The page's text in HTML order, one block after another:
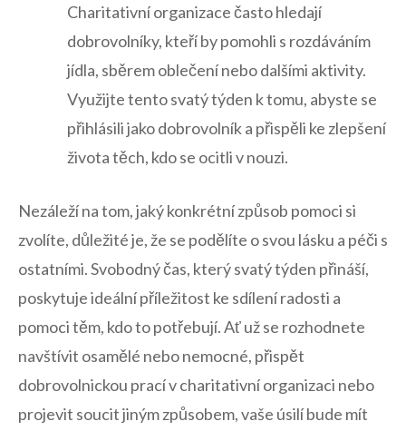
Charitativní organizace často‌ hledají
dobrovolníky, kteří by pomohli s rozdáváním
jídla, sběrem oblečení nebo⁢ dalšími aktivity.
Využijte ⁣tento ⁤svatý týden k tomu, ⁢abyste se
⁤přihlásili jako dobrovolník a přispěli ke zlepšení
‌života těch, kdo⁤ se ocitli⁣ v nouzi.
Nezáleží na tom, jaký konkrétní způsob pomoci si ​
zvolíte, důležité⁢ je, že⁢ se podělíte o⁣ svou lásku a péči s
⁢ostatními. Svobodný čas,⁣ který svatý ‌týden přináší,
poskytuje ​ideální příležitost ke sdílení radosti a
pomoci těm, ​kdo to potřebují. Ať už⁣ se rozhodnete
navštívit osamělé‌ nebo nemocné, přispět
dobrovolnickou prací v charitativní organizaci nebo
projevit‌ soucit jiným⁤ způsobem, vaše‌ úsilí bude mít‌